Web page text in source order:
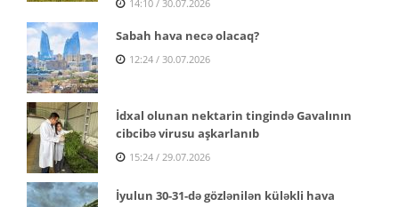
14:10 / 30.07.2026
Sabah hava necə olacaq?
12:24 / 30.07.2026
İdxal olunan nektarin tingində Gavalının
cibcibə virusu aşkarlanıb
15:24 / 29.07.2026
İyulun 30-31-də gözlənilən küləkli hava